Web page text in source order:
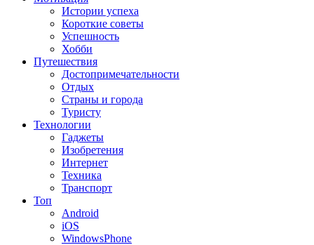
Истории успеха
Короткие советы
Успешность
Хобби
Путешествия
Достопримечательности
Отдых
Страны и города
Туристу
Технологии
Гаджеты
Изобретения
Интернет
Техника
Транспорт
Топ
Android
iOS
WindowsPhone